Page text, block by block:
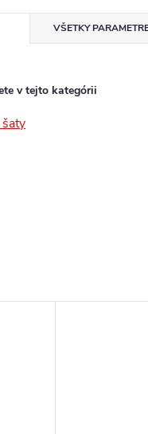
VŠETKY
v tejto kategórii